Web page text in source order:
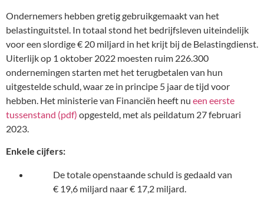
Ondernemers hebben gretig gebruikgemaakt van het
belastinguitstel. In totaal stond het bedrijfsleven uiteindelijk
voor een slordige € 20 miljard in het krijt bij de Belastingdienst.
Uiterlijk op 1 oktober 2022 moesten ruim 226.300
ondernemingen starten met het terugbetalen van hun
uitgestelde schuld, waar ze in principe 5 jaar de tijd voor
hebben. Het ministerie van Financiën heeft nu een eerste
tussenstand (pdf) opgesteld, met als peildatum 27 februari
2023.
Enkele cijfers:
De totale openstaande schuld is gedaald van
€ 19,6 miljard naar € 17,2 miljard.